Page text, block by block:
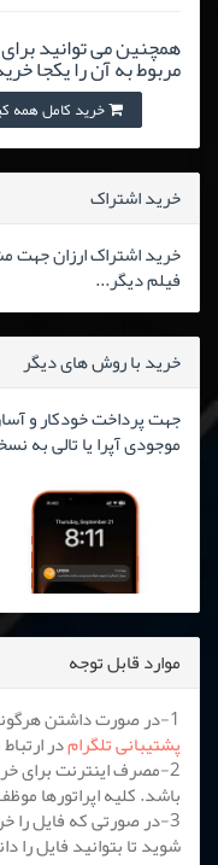
همچنین می توانید
مربوط به آن را یکجا
خرید کامل همه کیفیت
خرید اشتراک
فیلم دیگر...
خرید با روش های دیگر
جهت پرداخت خودکار و
موجودی آپرا یا تالی به
موارد قابل توجه
1-در صورت داشتن هرگونه مشکلی، لطفا با پشتیبانی آنلاین یا
پشتیبانی تلگرامدر
باشد. کلیه اپراتورها
3-در صورتی که فایل را
شوید تا بتوانید فایل را